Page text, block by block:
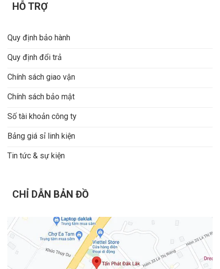
HỖ TRỢ
Quy định bảo hành
Quy định đổi trả
Chính sách giao vận
Chính sách bảo mật
Số tài khoản công ty
Bảng giá sỉ linh kiện
Tin tức & sự kiện
CHỈ DẪN BẢN ĐỒ